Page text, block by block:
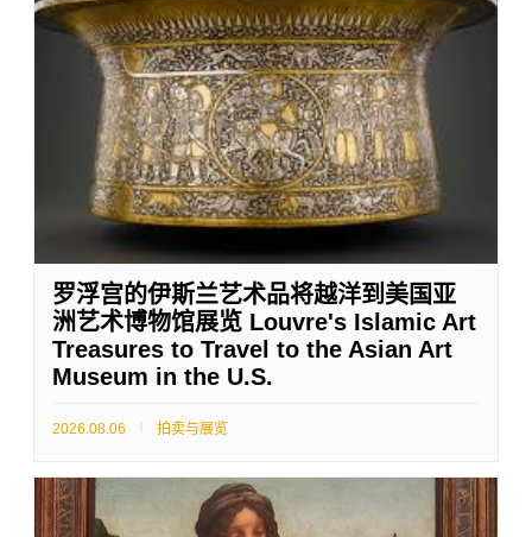
罗浮宫的伊斯兰艺术品将越洋到美国亚
洲艺术博物馆展览 Louvre's Islamic Art
Treasures to Travel to the Asian Art
Museum in the U.S.
2026.08.06 拍卖与展览